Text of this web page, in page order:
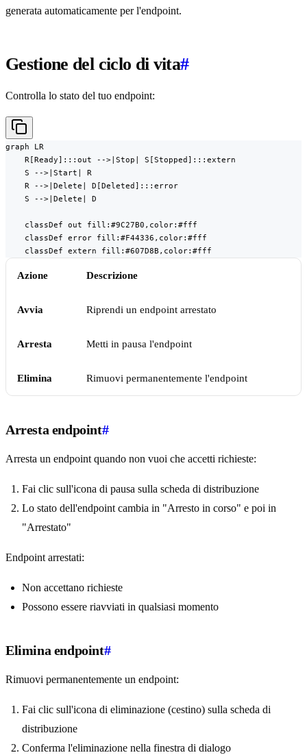
generata automaticamente per l'endpoint.
Gestione del ciclo di vita#
Controlla lo stato del tuo endpoint:
graph LR
    R[Ready]:::out -->|Stop| S[Stopped]:::extern
    S -->|Start| R
    R -->|Delete| D[Deleted]:::error
    S -->|Delete| D
    classDef out fill:#9C27B0,color:#fff
    classDef error fill:#F44336,color:#fff
    classDef extern fill:#607D8B,color:#fff
Azione Descrizione
Avvia Riprendi un endpoint arrestato
Arresta Metti in pausa l'endpoint
Elimina Rimuovi permanentemente l'endpoint
Arresta endpoint#
Arresta un endpoint quando non vuoi che accetti richieste:
Fai clic sull'icona di pausa sulla scheda di distribuzione
Lo stato dell'endpoint cambia in "Arresto in corso" e poi in
"Arrestato"
Endpoint arrestati:
Non accettano richieste
Possono essere riavviati in qualsiasi momento
Elimina endpoint#
Rimuovi permanentemente un endpoint:
Fai clic sull'icona di eliminazione (cestino) sulla scheda di
distribuzione
Conferma l'eliminazione nella finestra di dialogo